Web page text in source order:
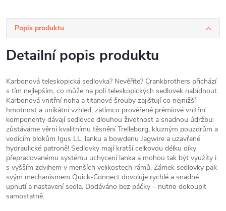
Popis produktu
Detailní popis produktu
Karbonová teleskopická sedlovka? Nevěříte? Crankbrothers přichází
s tím nejlepším, co může na poli teleskopických sedlovek nabídnout.
Karbonová vnitřní noha a titanové šrouby zajišťují co nejnižší
hmotnost a unikátní vzhled, zatímco prověřené prémiové vnitřní
komponenty dávají sedlovce dlouhou životnost a snadnou údržbu:
zůstáváme věrni kvalitnímu těsnění Trelleborg, kluzným pouzdrům a
vodícím blokům Igus LL, lanku a bowdenu Jagwire a uzavřené
hydraulické patroně! Sedlovky mají kratší celkovou délku díky
přepracovanému systému uchycení lanka a mohou tak být využity i
s vyšším zdvihem v menších velikostech rámů. Zámek sedlovky pak
svým mechanismem Quick-Connect dovoluje rychlé a snadné
upnutí a nastavení sedla. Dodáváno bez páčky – nutno dokoupit
samostatně.